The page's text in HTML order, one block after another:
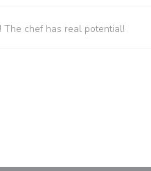
chef has real potential!